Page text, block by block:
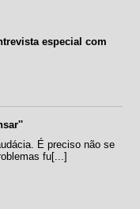
especial com
É preciso não se
fu[...]